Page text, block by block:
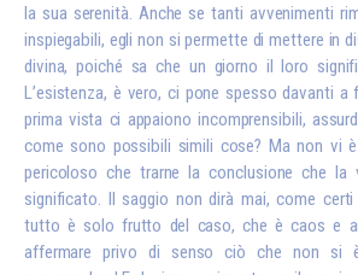
la sua serenità. Anche se tanti avvenimenti
inspiegabili, egli non si permette di mettere in
divina, poiché sa che un giorno il loro
L’esistenza, è vero, ci pone spesso davanti
prima vista ci appaiono incomprensibili,
come sono possibili simili cose? Ma non vi
pericoloso che trarne la conclusione che la
significato. Il saggio non dirà mai, come
tutto è solo frutto del caso, che è caos e
affermare privo di senso ciò che non si